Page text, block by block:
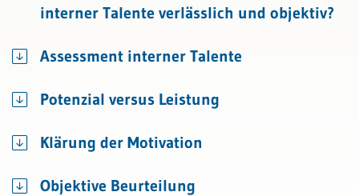
interner Talente verlässlich und objektiv?
Assessment interner Talente
Potenzial versus Leistung
Klärung der Motivation
Objektive Beurteilung